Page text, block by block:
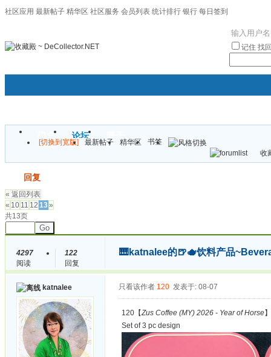
社区应用 最新帖子 精华区 社区服务 会员列表 统计排行 银行 每日签到
记住 找
门户 论坛
[切换到宽版] 最新帖子 精华区
书签
收
回复
« 返回列表
« 10 11 12 13»
共13页
Go
4297
阅读
122
回复
🎹katnalee的🍺🫖饮料产品
katnalee 只看该作者 120 发表于: 08-07
120【Zus Coffee (MY) 2026 - Year of Horse】
Set of 3 pc design